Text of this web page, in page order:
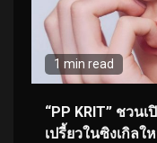
1 min read
“PP KRIT” ชว
เปรี้ยวในซิงเกิลใ